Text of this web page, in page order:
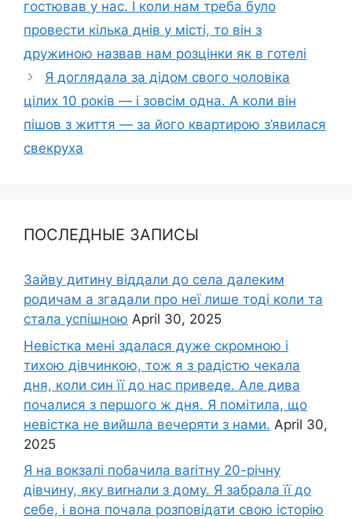
гостював у нас. І коли нам треба було
провести кілька днів у місті, то він з
дружиною назвав нам розцінки як в готелі
Я доглядала за дідом свого чоловіка
цілих 10 років — і зовсім одна. А коли він
пішов з життя — за його квартирою з’явилася
свекруха
ПОСЛЕДНЫЕ ЗАПИСЫ
Зайву дитину віддали до села далеким
родичам а згадали про неї лише тоді коли та
стала успішною April 30, 2025
Невістка мені здалася дуже скромною і
тихою дівчинкою, тож я з радістю чекала
дня, коли син її до нас приведе. Але дива
почалися з першого ж дня. Я помітила, що
невістка не вийшла вечеряти з нами. April 30,
2025
Я на вокзалі побачила ваrітну 20-річну
дівчину, яку виrнали з дому. Я забрала її до
себе, і вона почала розповідати свою історію